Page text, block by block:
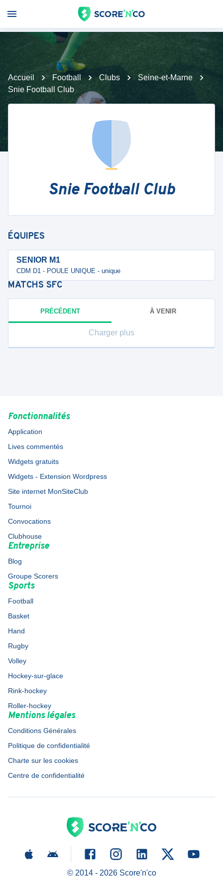
Accueil Football Clubs
Seine-et-Marne
Snie Football Club
Snie Football Club
ÉQUIPES
SENIOR M1
CDM D1 - POULE UNIQUE - unique
MATCHS SFC
PRÉCÉDENT À VENIR
Charger plus
Fonctionnalités
Application
Lives commentés
Widgets gratuits
Widgets - Extension Wordpress
Site internet MonSiteClub
Tournoi
Convocations
Clubhouse
Entreprise
Blog
Groupe Scorers
Sports
Football
Basket
Hand
Rugby
Volley
Hockey-sur-glace
Rink-hockey
Roller-hockey
Mentions légales
Conditions Générales
Politique de confidentialité
Charte sur les cookies
Centre de confidentialité
© 2014 - 2026Score'n'co